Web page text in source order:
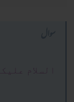
السلام